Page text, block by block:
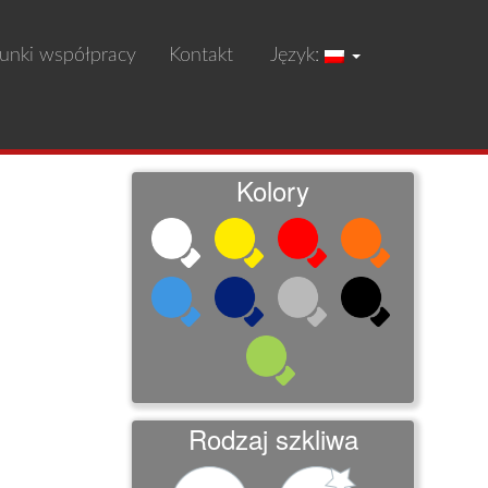
współpracy Kontakt Język:
Kolory
Rodzaj szkliwa